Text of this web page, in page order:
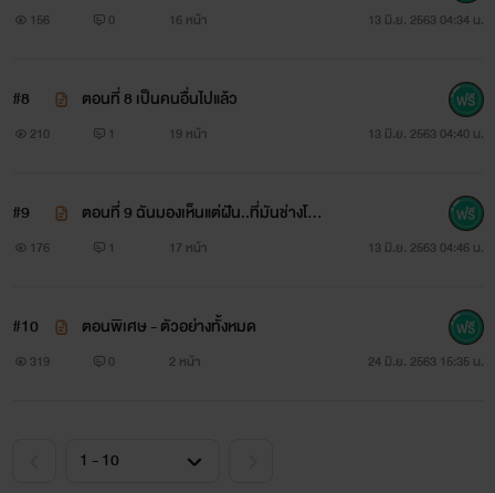
156 0 16 หน้า 13 มิ.ย. 2563 04:34 น.
#8 ตอนที่ 8 เป็นคนอื่นไปแล้ว
210 1 19 หน้า 13 มิ.ย. 2563 04:40 น.
#9
ตอนที่ 9 ฉันมองเห็นแต่ฝัน..ที่มันช่างโหด
ร้าย
176 1 17 หน้า 13 มิ.ย. 2563 04:46 น.
#10 ตอนพิเศษ - ตัวอย่างทั้งหมด
319 0 2 หน้า 24 มิ.ย. 2563 15:35 น.